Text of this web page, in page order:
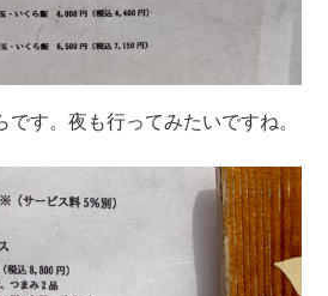
す。夜も行ってみたいですね。